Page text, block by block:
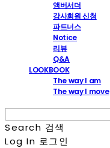
앰버서더
강사회원 신청
파트너스
Notice
리뷰
Q&A
LOOKBOOK
The way I am
The way I move
Search 검색
Log In 로그인